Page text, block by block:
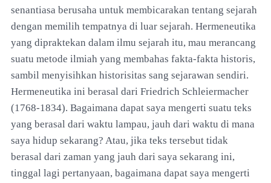
senantiasa berusaha untuk membicarakan tentang sejarah
dengan memilih tempatnya di luar sejarah. Hermeneutika
yang dipraktekan dalam ilmu sejarah itu, mau merancang
suatu metode ilmiah yang membahas fakta-fakta historis,
sambil menyisihkan historisitas sang sejarawan sendiri.
Hermeneutika ini berasal dari Friedrich Schleiermacher
(1768-1834). Bagaimana dapat saya mengerti suatu teks
yang berasal dari waktu lampau, jauh dari waktu di mana
saya hidup sekarang? Atau, jika teks tersebut tidak
berasal dari zaman yang jauh dari saya sekarang ini,
tinggal lagi pertanyaan, bagaimana dapat saya mengerti